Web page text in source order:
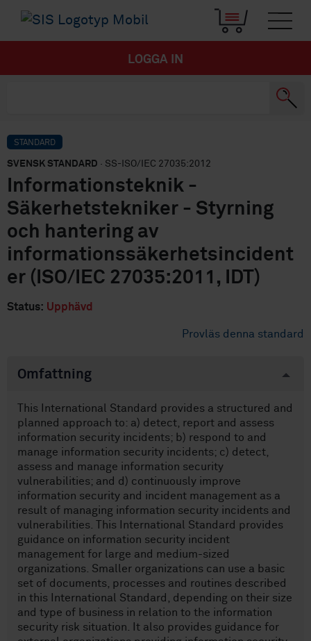
LOGGA IN
STANDARD
SVENSK STANDARD · SS-ISO/IEC 27035:2012
Informationsteknik -
Säkerhetstekniker - Styrning
och hantering av
informationssäkerhetsincident
er (ISO/IEC 27035:2011, IDT)
Status: Upphävd
Provläs denna standard
Omfattning
This International Standard provides a structured and
planned approach to: a) detect, report and assess
information security incidents; b) respond to and
manage information security incidents; c) detect,
assess and manage information security
vulnerabilities; and d) continuously improve
information security and incident management as a
result of managing information security incidents and
vulnerabilities. This International Standard provides
guidance on information security incident
management for large and medium-sized
organizations. Smaller organizations can use a basic
set of documents, processes and routines described
in this International Standard, depending on their size
and type of business in relation to the information
security risk situation. It also provides guidance for